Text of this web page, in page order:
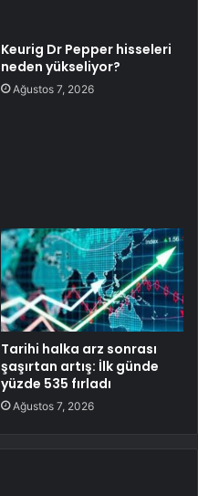
Keurig Dr Pepper hisseleri
neden yükseliyor?
Ağustos 7, 2026
Tarihi halka arz sonrası
şaşırtan artış: İlk günde
yüzde 535 fırladı
Ağustos 7, 2026